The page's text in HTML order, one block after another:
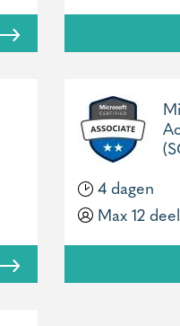
4 dagen
Max 12